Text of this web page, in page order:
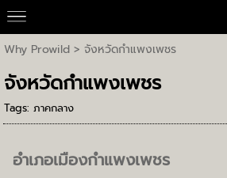
Why Prowild> จังหวัดกำแพงเพชร
จังหวัดกำแพงเพชร
Tags: ภาคกลาง
อำเภอเมืองกำแพงเพชร